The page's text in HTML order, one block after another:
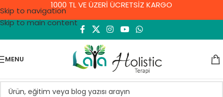
Skip to navigation
Skip to main content
1000 TL VE ÜZERİ ÜCRETSİZ KARGO
MENU